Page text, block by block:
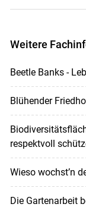
Weitere
Beetle Banks -
Blühender
respektvoll
Wieso wochst’n
Die Gartenarbeit